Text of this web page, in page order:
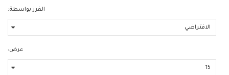
الفرز بواسطة:
عرض: